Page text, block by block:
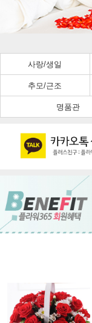
사랑/생일
추모/근조
명품관